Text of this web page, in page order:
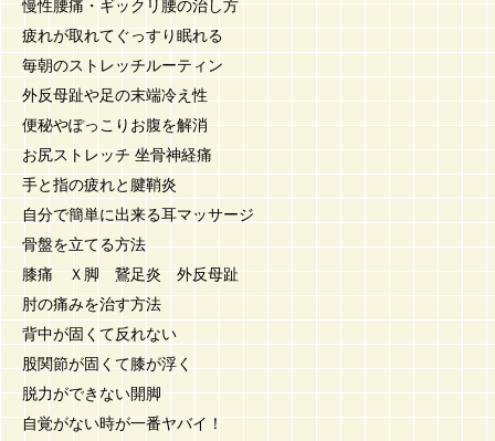
慢性腰痛・ギックリ腰の治し方
疲れが取れてぐっすり眠れる
毎朝のストレッチルーティン
外反母趾や足の末端冷え性
便秘やぽっこりお腹を解消
お尻ストレッチ 坐骨神経痛
手と指の疲れと腱鞘炎
自分で簡単に出来る耳マッサージ
骨盤を立てる方法
膝痛 Ｘ脚 鵞足炎 外反母趾
肘の痛みを治す方法
背中が固くて反れない
股関節が固くて膝が浮く
脱力ができない開脚
自覚がない時が一番ヤバイ！